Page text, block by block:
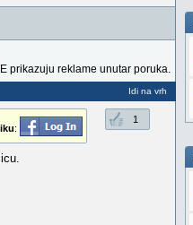
prikazuju reklame unutar poruka.
Idi na vrh
1
: